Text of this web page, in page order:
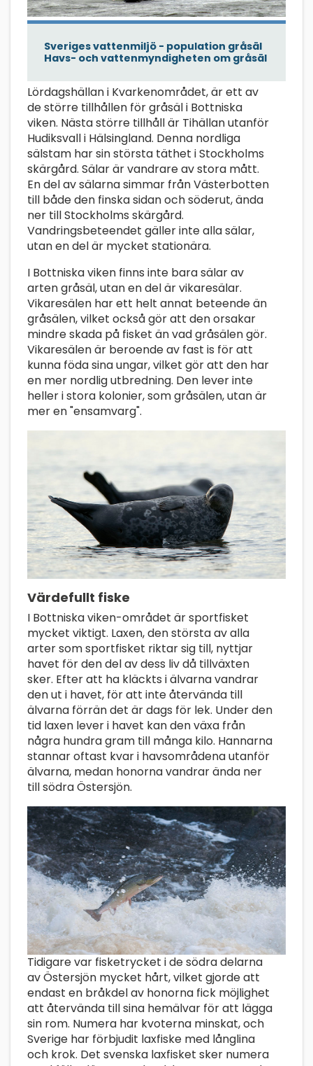
Sveriges vattenmiljö - population gråsäl
Havs- och vattenmyndigheten om gråsäl
Lördagshällan i Kvarkenområdet, är ett av
de större tillhållen för gråsäl i Bottniska
viken. Nästa större tillhåll är Tihällan utanför
Hudiksvall i Hälsingland. Denna nordliga
sälstam har sin största täthet i Stockholms
skärgård. Sälar är vandrare av stora mått.
En del av sälarna simmar från Västerbotten
till både den finska sidan och söderut, ända
ner till Stockholms skärgård.
Vandringsbeteendet gäller inte alla sälar,
utan en del är mycket stationära.
I Bottniska viken finns inte bara sälar av
arten gråsäl, utan en del är vikaresälar.
Vikaresälen har ett helt annat beteende än
gråsälen, vilket också gör att den orsakar
mindre skada på fisket än vad gråsälen gör.
Vikaresälen är beroende av fast is för att
kunna föda sina ungar, vilket gör att den har
en mer nordlig utbredning. Den lever inte
heller i stora kolonier, som gråsälen, utan är
mer en "ensamvarg".
Värdefullt fiske
I Bottniska viken-området är sportfisket
mycket viktigt. Laxen, den största av alla
arter som sportfisket riktar sig till, nyttjar
havet för den del av dess liv då tillväxten
sker. Efter att ha kläckts i älvarna vandrar
den ut i havet, för att inte återvända till
älvarna förrän det är dags för lek. Under den
tid laxen lever i havet kan den växa från
några hundra gram till många kilo. Hannarna
stannar oftast kvar i havsområdena utanför
älvarna, medan honorna vandrar ända ner
till södra Östersjön.
Tidigare var fisketrycket i de södra delarna
av Östersjön mycket hårt, vilket gjorde att
endast en bråkdel av honorna fick möjlighet
att återvända till sina hemälvar för att lägga
sin rom. Numera har kvoterna minskat, och
Sverige har förbjudit laxfiske med långlina
och krok. Det svenska laxfisket sker numera